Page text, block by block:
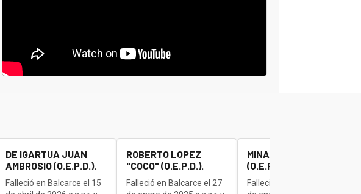
DE IGARTUA JUAN
AMBROSIO (Q.E.P.D.).
Falleció en Balcarce el 15
ROBERTO LOPEZ
"COCO" (Q.E.P.D.).
Falleció en Balcarce el 27
MINAUDO JOSE "BETA"
(Q.E.P.D.).
Falleció en Balcarce el 27